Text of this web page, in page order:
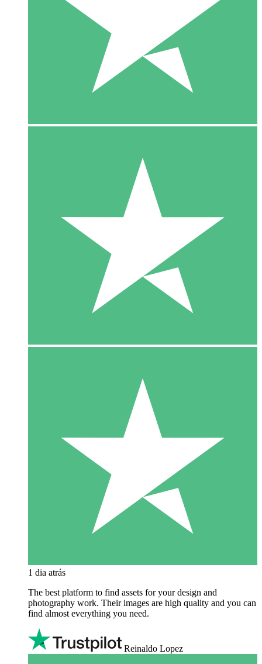
1 dia atrás
The best platform to find assets for your design and
photography work. Their images are high quality and you can
find almost everything you need.
Reinaldo Lopez